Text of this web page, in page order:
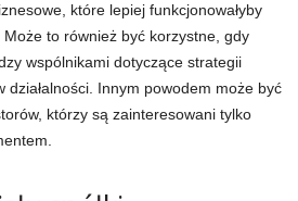
które lepiej funkcjonowałyby
to również być korzystne, gdy
wspólnikami dotyczące strategii
działalności. Innym powodem może być
którzy są zainteresowani tylko